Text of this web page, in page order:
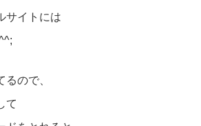
サイトには
ので、
て